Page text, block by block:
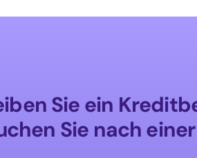
Sie ein
Sie nach